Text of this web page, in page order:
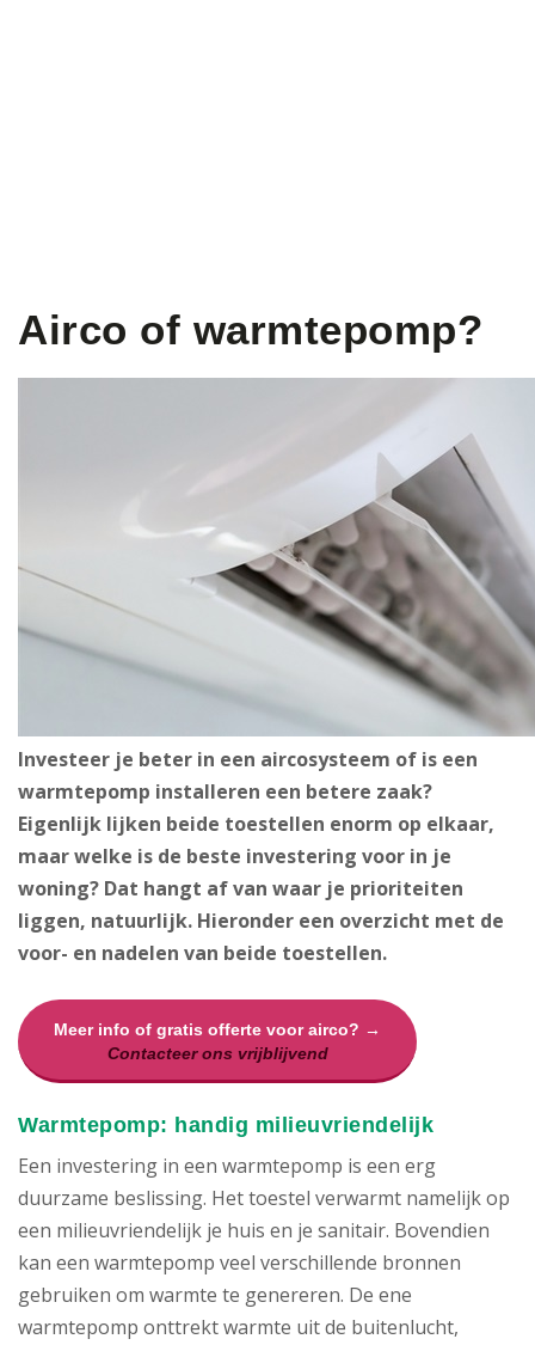
Airco of warmtepomp?
Investeer je beter in een aircosysteem of is een
warmtepomp installeren een betere zaak?
Eigenlijk lijken beide toestellen enorm op elkaar,
maar welke is de beste investering voor in je
woning? Dat hangt af van waar je prioriteiten
liggen, natuurlijk. Hieronder een overzicht met de
voor- en nadelen van beide toestellen.
Meer info of gratis offerte voor airco? →
Contacteer ons vrijblijvend
Warmtepomp: handig milieuvriendelijk
Een investering in een warmtepomp is een erg
duurzame beslissing. Het toestel verwarmt namelijk op
een milieuvriendelijk je huis en je sanitair. Bovendien
kan een warmtepomp veel verschillende bronnen
gebruiken om warmte te genereren. De ene
warmtepomp onttrekt warmte uit de buitenlucht,